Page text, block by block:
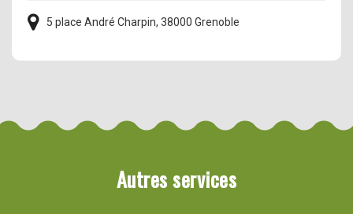
5 place André Charpin, 38000 Grenoble
Autres services